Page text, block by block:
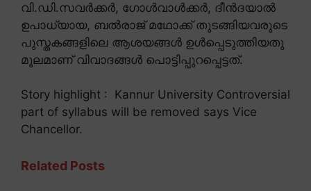
വി.ഡി.സവർക്കർ, ഗോൾവാൾക്കർ, ദീൻദയാൽ
ഉപാധ്യായ, ബൽരാജ് മഥോക്ക് തുടങ്ങിയവരുടെ
പുസ്തകങ്ങളിലെ ആശയങ്ങൾ ഉൾപ്പെടുത്തിയതു
മൂലമാണ് വിവാദങ്ങൾ പൊട്ടിപ്പുറപ്പെട്ടത്.
Story highlight : Kannur University Controversial
part of syllabus will be removed says Vice
Chancellor.
Related Posts